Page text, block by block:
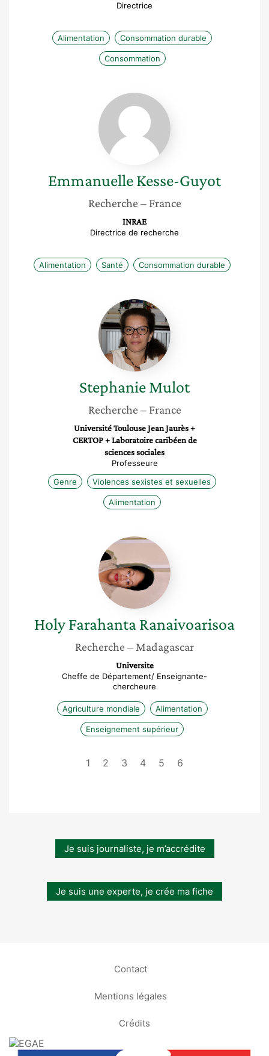
Directrice
Alimentation Consommation durable
Consommation
Emmanuelle
Kesse-
Guyot
EmmanuelleKesse-Guyot
Recherche – France
INRAE
Directrice de recherche
Alimentation Santé Consommation durable
Stephanie
Mulot
StephanieMulot
Recherche – France
Université Toulouse Jean Jaurès +
CERTOP + Laboratoire caribéen de
sciences sociales
Professeure
Genre
Violences sexistes et sexuelles
Alimentation
Holy
Farahanta
Ranaivoarisoa
Holy FarahantaRanaivoarisoa
Recherche – Madagascar
Universite
Cheffe de Département/ Enseignante-
chercheure
Agriculture mondiale Alimentation
Enseignement supérieur
1 2 3 4 5 6
Je suis journaliste, je m’accrédite
Je suis une experte, je crée ma fiche
Contact
Mentions légales
Crédits